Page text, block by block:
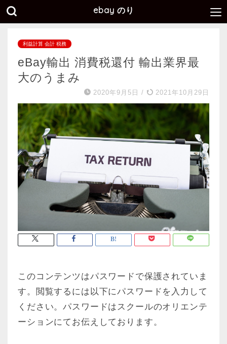
ebay のり
利益計算 会計 税務
eBay輸出 消費税還付 輸出業界最
大のうまみ
2020年9月5日 / 2021年10月29日
このコンテンツはパスワードで保護されていま
す。閲覧するには以下にパスワードを入力して
ください。パスワードはスクールのオリエンテ
ーションにてお伝えしております。